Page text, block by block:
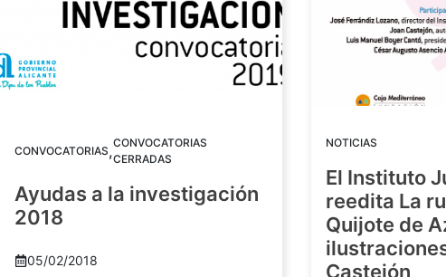
CONVOCATORIAS,CONVOCATORIAS
CERRADAS
Ayudas a la investigación
2018
05/02/2018
NOTICIAS
El Instituto
reedita La
Quijote de
Castejón